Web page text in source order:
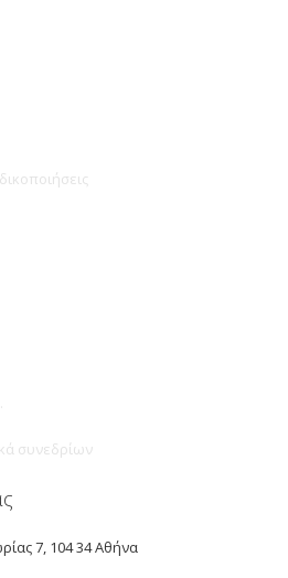
συνεδρίων
7, 104 34 Αθήνα